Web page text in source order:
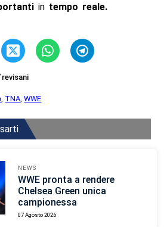
in tempo reale.
TNA ,WWE
NEWS
WWE pronta a rendere
Chelsea Green unica
campionessa
07 Agosto 2026